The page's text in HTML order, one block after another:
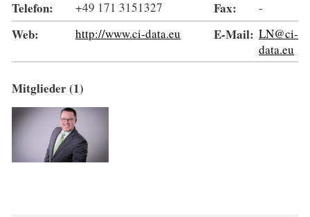
Telefon: +49 171 3151327 Fax: -
Web: http://www.ci-data.eu E-Mail: LN@ci-
data.eu
Mitglieder (1)